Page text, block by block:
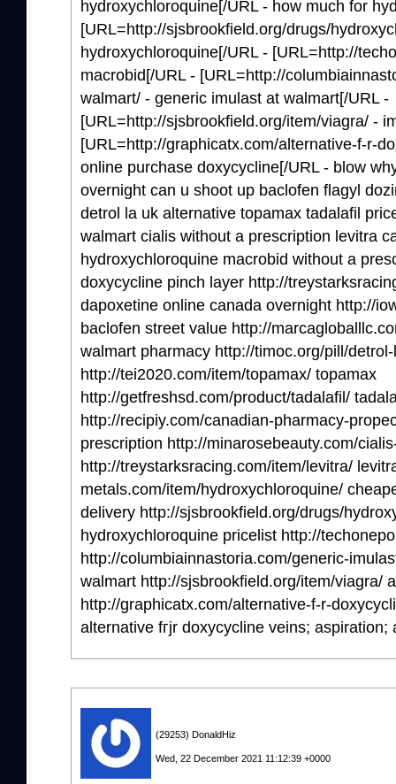
hydroxychloroquine[/URL - how much for
[URL=http://sjsbrookfield.org/drugs/
hydroxychloroquine[/URL - [URL=http://
macrobid[/URL - [URL=http://
walmart/ - generic imulast at walmart[/URL -
[URL=http://sjsbrookfield.org/item/viagra/ -
[URL=http://graphicatx.com/alternative-f-r-
online purchase doxycycline[/URL - blow
overnight can u shoot up baclofen flagyl
detrol la uk alternative topamax tadalafil
walmart cialis without a prescription levitra
hydroxychloroquine macrobid without a
doxycycline pinch layer http://
dapoxetine online canada overnight http://
baclofen street value http://
walmart pharmacy http://timoc.org/pill/
http://tei2020.com/item/topamax/ topamax
http://getfreshsd.com/product/tadalafil/
http://recipiy.com/canadian-pharmacy-
prescription http://minarosebeauty.com/
http://treystarksracing.com/item/levitra/
metals.com/item/hydroxychloroquine/
delivery http://sjsbrookfield.org/drugs/
hydroxychloroquine pricelist http://
http://columbiainnastoria.com/generic-
walmart http://sjsbrookfield.org/item/viagra/
http://graphicatx.com/alternative-f-r-
alternative fгјr doxycycline veins; aspiration;
(29253) DonaldHiz
Wed, 22 December 2021 11:12:39 +0000